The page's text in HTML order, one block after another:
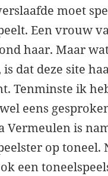
moet
Een vrouw
haar. Maar
dat deze site
Tenminste ik
eens
Vermeulen is
op toneel.
een